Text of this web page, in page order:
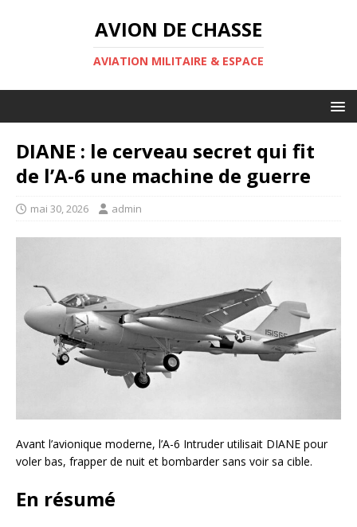
AVION DE CHASSE
AVIATION MILITAIRE & ESPACE
DIANE : le cerveau secret qui fit
de l’A-6 une machine de guerre
mai 30, 2026 admin
Avant l’avionique moderne, l’A-6 Intruder utilisait DIANE pour
voler bas, frapper de nuit et bombarder sans voir sa cible.
En résumé